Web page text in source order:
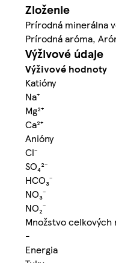
Zloženie
Prírodná minerálna
Prírodná aróma,
Výživové údaje
Výživové hodnoty
Katióny
Na⁺
Mg²⁺
Ca²⁺
Anióny
Cl⁻
SO₄²⁻
HCO₃⁻
NO₃⁻
NO₂⁻
Množstvo
-
Energia